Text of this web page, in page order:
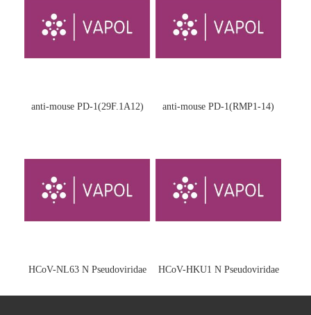
anti-mouse PD-1(29F.1A12) anti-mouse PD-1(RMP1-14)
HCoV-NL63 N Pseudoviridae HCoV-HKU1 N Pseudoviridae